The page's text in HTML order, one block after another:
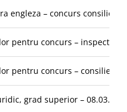
engleza – concurs consilier
pentru concurs – inspector –
pentru concurs – consilier
grad superior –